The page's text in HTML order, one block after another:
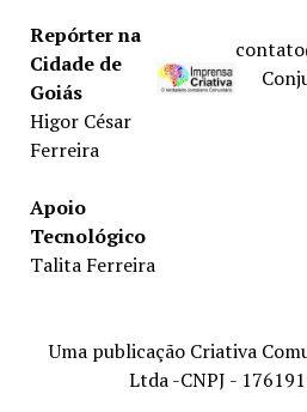
Repórter na
Cidade de
Goiás
Higor César
Ferreira
Apoio
Tecnológico
Talita Ferreira
Uma publicação Criativa
Ltda -CNPJ -